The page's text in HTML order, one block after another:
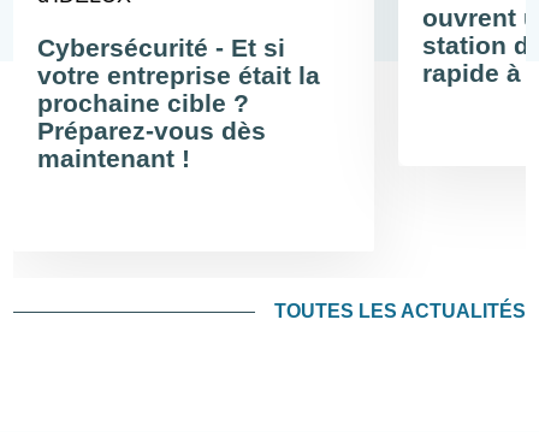
Cybersécurité - Et si
votre entreprise était la
prochaine cible ?
Préparez-vous dès
maintenant !
ouvrent
station
rapide à
TOUTES LES ACTUALITÉS